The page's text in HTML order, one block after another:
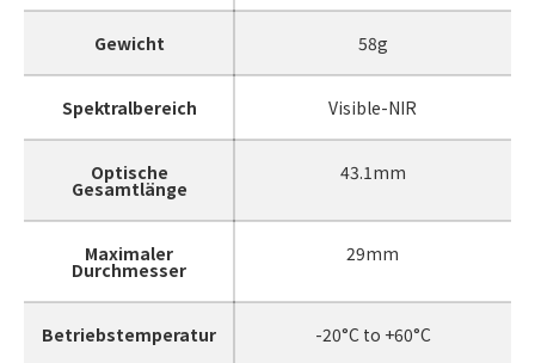
Gewicht 58g
Spektralbereich Visible-NIR
Optische
Gesamtlänge
43.1mm
Maximaler
Durchmesser
29mm
Betriebstemperatur -20°C to +60°C